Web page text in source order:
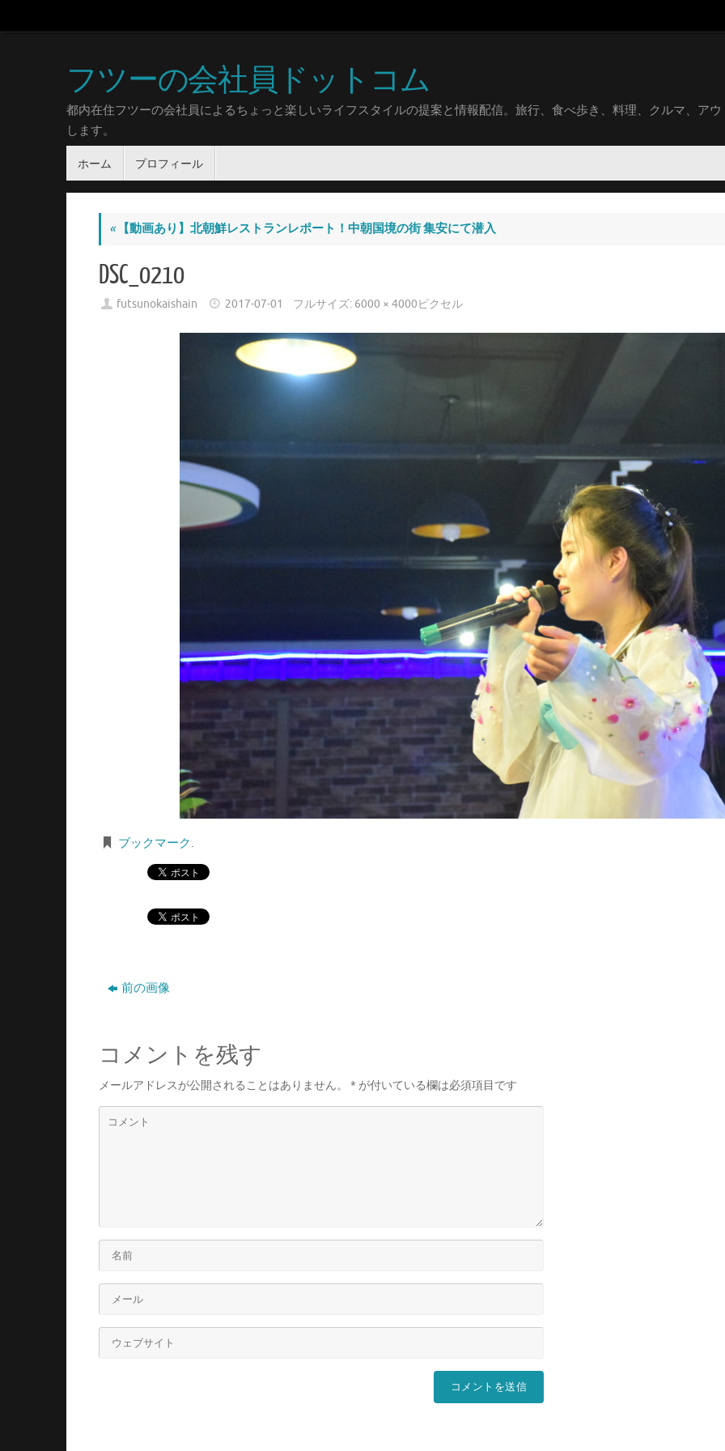
フツーの会社員ドットコム
都内在住フツーの会社員によるちょっと楽しいライフスタイルの提案と情報配信。旅行、食べ歩き、料理、クルマ、ア
します。
ホーム プロフィール
«【動画あり】北朝鮮レストランレポート！中朝国境の街 集安にて潜入
DSC_0210
futsunokaishain 2017-07-01 フルサイズ: 6000 × 4000ピクセル
ブックマーク.
前の画像
コメントを残す
メールアドレスが公開されることはありません。 * が付いている欄は必須項目です